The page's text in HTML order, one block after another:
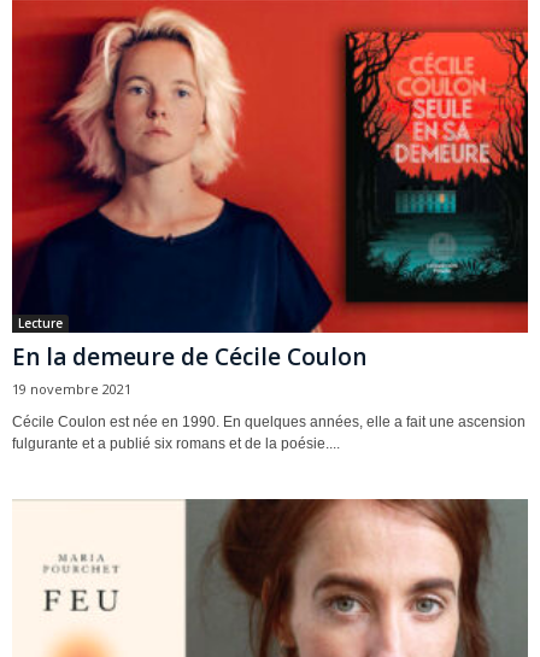
Lecture
En la demeure de Cécile Coulon
19 novembre 2021
Cécile Coulon est née en 1990. En quelques années, elle a fait une ascension
fulgurante et a publié six romans et de la poésie....